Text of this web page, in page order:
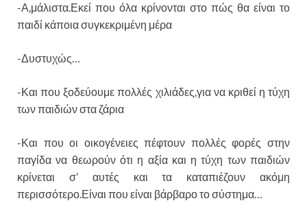
-Α,μάλιστα.Εκεί που όλα κρίνονται στο πώς θα είναι το
παιδί κάποια συγκεκριμένη μέρα
-Δυστυχώς…
-Και που ξοδεύουμε πολλές χιλιάδες,για να κριθεί η τύχη
των παιδιών στα ζάρια
-Και που οι οικογένειες πέφτουν πολλές φορές στην
παγίδα να θεωρούν ότι η αξία και η τύχη των παιδιών
κρίνεται σ’ αυτές και τα καταπιέζουν ακόμη
περισσότερο.Είναι που είναι βάρβαρο το σύστημα…